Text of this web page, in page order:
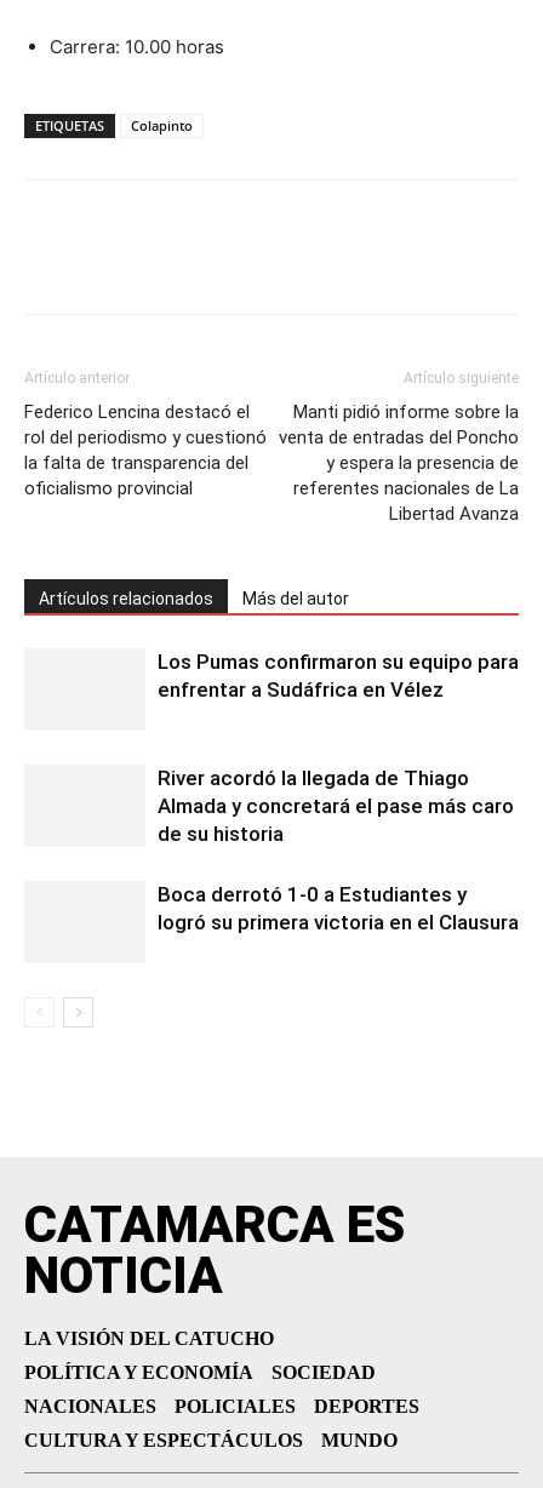
Carrera: 10.00 horas
ETIQUETAS Colapinto
Artículo anterior
Federico Lencina destacó el
rol del periodismo y cuestionó
la falta de transparencia del
oficialismo provincial
Artículo siguiente
Manti pidió informe sobre la
venta de entradas del Poncho
y espera la presencia de
referentes nacionales de La
Libertad Avanza
Artículos relacionados Más del autor
Los Pumas confirmaron su equipo para
enfrentar a Sudáfrica en Vélez
River acordó la llegada de Thiago
Almada y concretará el pase más caro
de su historia
Boca derrotó 1-0 a Estudiantes y
logró su primera victoria en el Clausura
CATAMARCA ES
NOTICIA
LA VISIÓN DEL CATUCHO
POLÍTICA Y ECONOMÍA
SOCIEDAD
NACIONALES
POLICIALES
DEPORTES
CULTURA Y ESPECTÁCULOS
MUNDO